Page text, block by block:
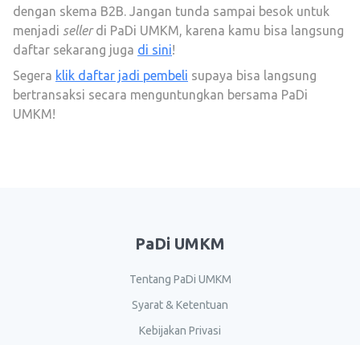
dengan skema B2B. Jangan tunda sampai besok untuk
menjadi sellerdi PaDi UMKM, karena kamu bisa langsung
daftar sekarang juga di sini!
Segera klik daftar jadi pembeli supaya bisa langsung
bertransaksi secara menguntungkan bersama PaDi
UMKM!
PaDi UMKM
Tentang PaDi UMKM
Syarat & Ketentuan
Kebijakan Privasi